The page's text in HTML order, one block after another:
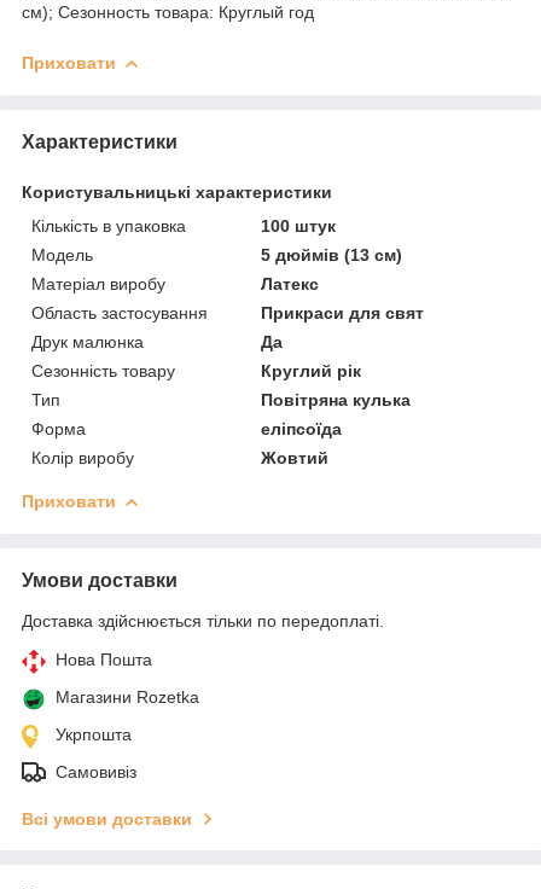
см); Сезонность товара: Круглый год
Приховати
Характеристики
Користувальницькі характеристики
Кількість в упаковка
100 штук
Мoдель
5 дюймів (13 см)
Матеріал виробу
Латекс
Область застосування
Прикраси для свят
Друк малюнка
Да
Сезонність товару
Круглий рік
Тип
Повітряна кулька
Форма
еліпсоїда
Колір виробу
Жовтий
Приховати
Умови доставки
Доставка здійснюється тільки по передоплаті.
Нова Пошта
Магазини Rozetka
Укрпошта
Самовивіз
Всі умови доставки